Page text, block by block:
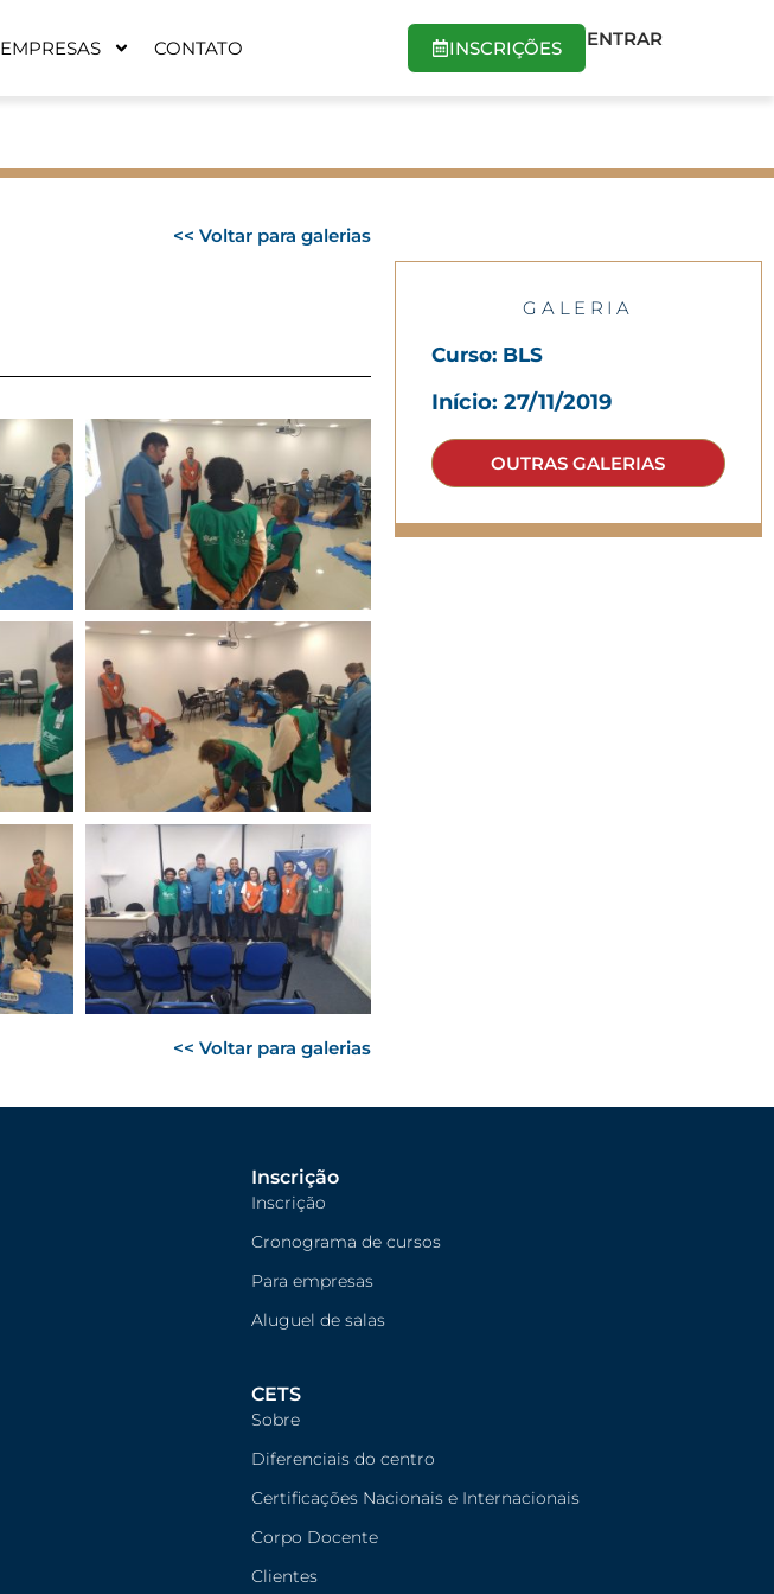
EMPRESAS CONTATO INSCRIÇÕES ENTRAR
<< Voltar para galerias
<< Voltar para galerias
GALERIA
Curso: BLS
Início: 27/11/2019
OUTRAS GALERIAS
Inscrição
Inscrição
Cronograma de cursos
Para empresas
Aluguel de salas
CETS
Sobre
Diferenciais do centro
Certificações Nacionais e Internacionais
Corpo Docente
Clientes